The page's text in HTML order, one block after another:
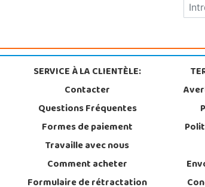
SERVICE À LA CLIENTÈLE:
Contacter
Questions Fréquentes
Formes de paiement
Travaille avec nous
Comment acheter